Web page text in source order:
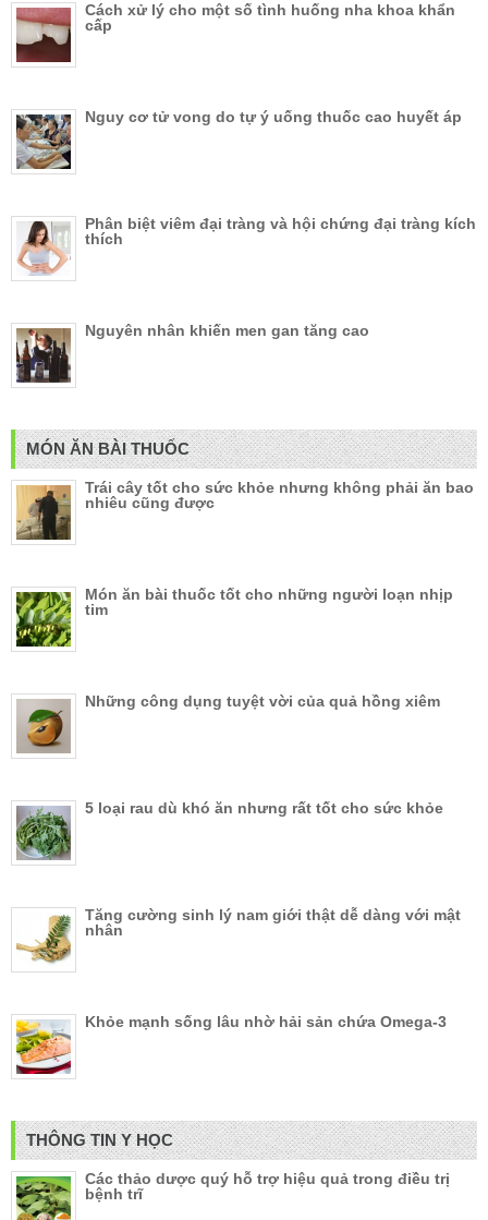
Cách xử lý cho một số tình huống nha khoa khẩn
cấp
Nguy cơ tử vong do tự ý uống thuốc cao huyết áp
Phân biệt viêm đại tràng và hội chứng đại tràng kích
thích
Nguyên nhân khiến men gan tăng cao
MÓN ĂN BÀI THUỐC
Trái cây tốt cho sức khỏe nhưng không phải ăn bao
nhiêu cũng được
Món ăn bài thuốc tốt cho những người loạn nhịp
tim
Những công dụng tuyệt vời của quả hồng xiêm
5 loại rau dù khó ăn nhưng rất tốt cho sức khỏe
Tăng cường sinh lý nam giới thật dễ dàng với mật
nhân
Khỏe mạnh sống lâu nhờ hải sản chứa Omega-3
THÔNG TIN Y HỌC
Các thảo dược quý hỗ trợ hiệu quả trong điều trị
bệnh trĩ